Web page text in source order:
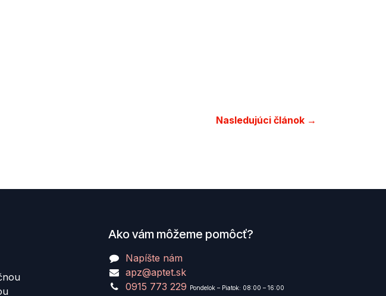
Nasledujúci článok →
Ako vám môžeme pomôcť?
Napíšte nám
apz@aptet.sk
0915 773 229 Pondelok – Piatok: 08:00 – 16:00